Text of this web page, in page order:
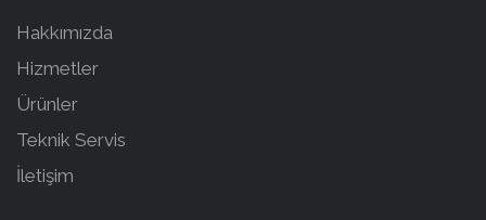
Hakkımızda
Hizmetler
Ürünler
Teknik Servis
İletişim